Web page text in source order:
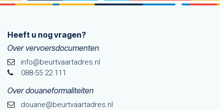
Heeft u nog vragen?
Over vervoersdocumenten
info@beurtvaartadres.nl
088-55 22 111
Over douaneformaliteiten
douane@beurtvaarta​dres.nl